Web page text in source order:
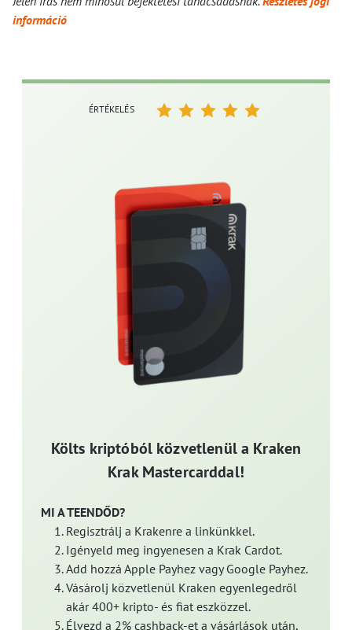
információ
Költs kriptóból közvetlenül a Kraken
Krak Mastercarddal!
MI A TEENDŐD?
Regisztrálj a Krakenre a linkünkkel.
Igényeld meg ingyenesen a Krak Cardot.
Add hozzá Apple Payhez vagy Google Payhez.
Vásárolj közvetlenül Kraken egyenlegedről
akár 400+ kripto- és fiat eszközzel.
Élvezd a 2% cashback-et a vásárlások után,
ÉRTÉKELÉS